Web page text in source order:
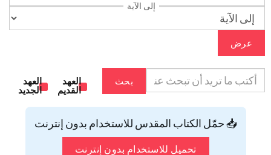
إلى الآية
عرض
بحث
العهد
القديم
العهد
الجديد
📥 حمّل الكتاب المقدس للاستخدام بدون إنترنت
تحميل للاستخدام بدون إنترنت